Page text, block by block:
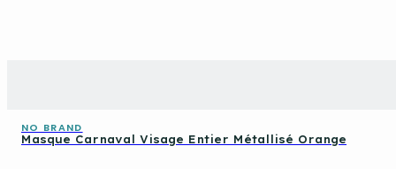
NO BRAND
Masque Carnaval Visage Entier Métallisé Orange